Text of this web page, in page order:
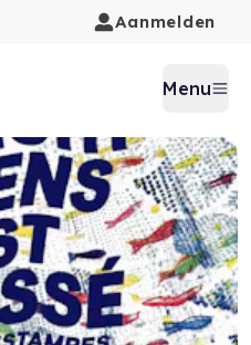
Aanmelden
Menu